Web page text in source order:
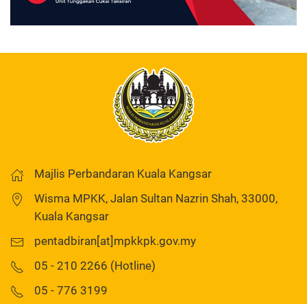
Majlis Perbandaran Kuala Kangsar
Wisma MPKK, Jalan Sultan Nazrin Shah, 33000,
Kuala Kangsar
pentadbiran[at]mpkkpk.gov.my
05 - 210 2266 (Hotline)
05 - 776 3199